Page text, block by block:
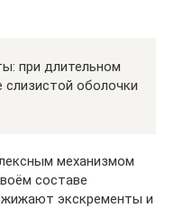
при длительном
слизистой оболочки
механизмом
составе
экскременты и